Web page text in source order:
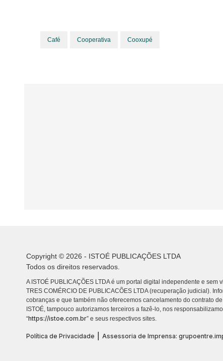
Café Cooperativa Cooxupé
Copyright © 2026 - ISTOÉ PUBLICAÇÕES LTDA
Todos os direitos reservados.
A ISTOÉ PUBLICAÇÕES LTDA é um portal digital independente e sem
TRES COMÉRCIO DE PUBLICACÕES LTDA (recuperação judicial).
cobranças e que também não oferecemos cancelamento do contrato
ISTOÉ, tampouco autorizamos terceiros a fazê-lo, nos
“https://istoe.com.br” e seus respectivos sites.
Política de Privacidade Assessoria de Imprensa: